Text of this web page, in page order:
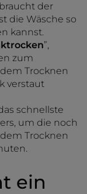
braucht der
die Wäsche so
kannst.
”,
zum
Trocknen
verstaut
schnellste
um die noch
Trocknen
ein